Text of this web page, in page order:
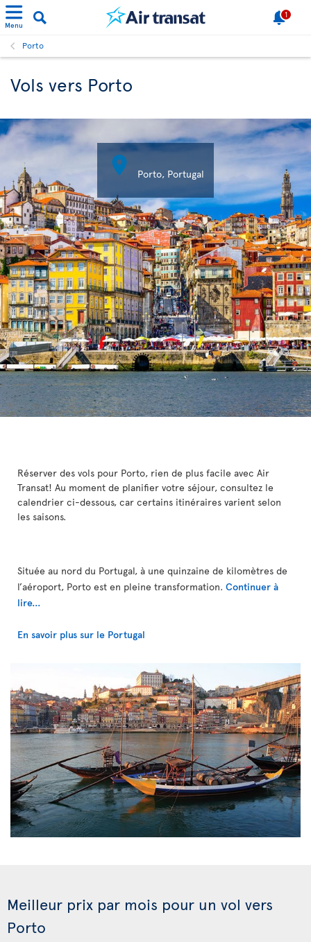
Menu
1
Porto
Vols vers Porto
 Porto, Portugal
Réserver des vols pour Porto, rien de plus facile avec Air
Transat! Au moment de planifier votre séjour, consultez le
calendrier ci-dessous, car certains itinéraires varient selon
les saisons.
Située au nord du Portugal, à une quinzaine de kilomètres de
l’aéroport, Porto est en pleine transformation. Continuer à
lire...
En savoir plus sur le Portugal
Meilleur prix par mois pour un vol vers
Porto